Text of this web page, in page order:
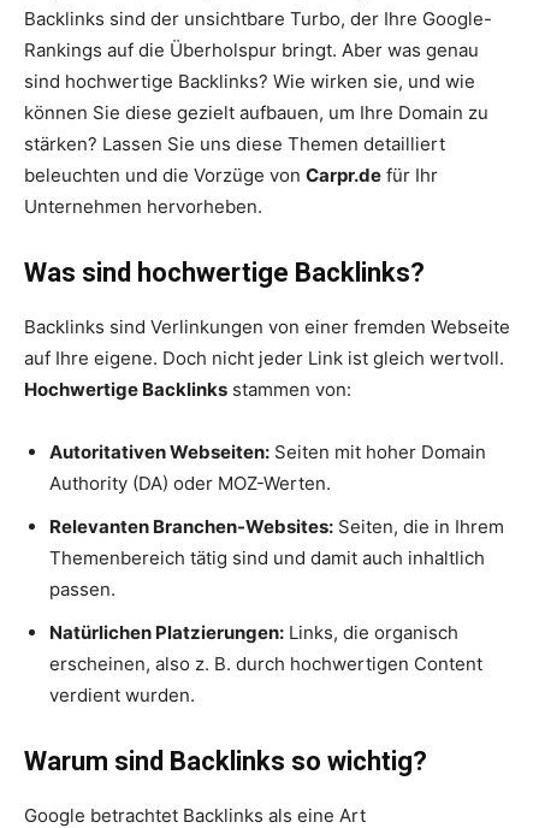
Backlinks sind der unsichtbare Turbo, der Ihre Google-
Rankings auf die Überholspur bringt. Aber was genau
sind hochwertige Backlinks? Wie wirken sie, und wie
können Sie diese gezielt aufbauen, um Ihre Domain zu
stärken? Lassen Sie uns diese Themen detailliert
beleuchten und die Vorzüge von Carpr.de für Ihr
Unternehmen hervorheben.
Was sind hochwertige Backlinks?
Backlinks sind Verlinkungen von einer fremden Webseite
auf Ihre eigene. Doch nicht jeder Link ist gleich wertvoll.
Hochwertige Backlinks stammen von:
Autoritativen Webseiten: Seiten mit hoher Domain
Authority (DA) oder MOZ-Werten.
Relevanten Branchen-Websites: Seiten, die in Ihrem
Themenbereich tätig sind und damit auch inhaltlich
passen.
Natürlichen Platzierungen: Links, die organisch
erscheinen, also z. B. durch hochwertigen Content
verdient wurden.
Warum sind Backlinks so wichtig?
Google betrachtet Backlinks als eine Art